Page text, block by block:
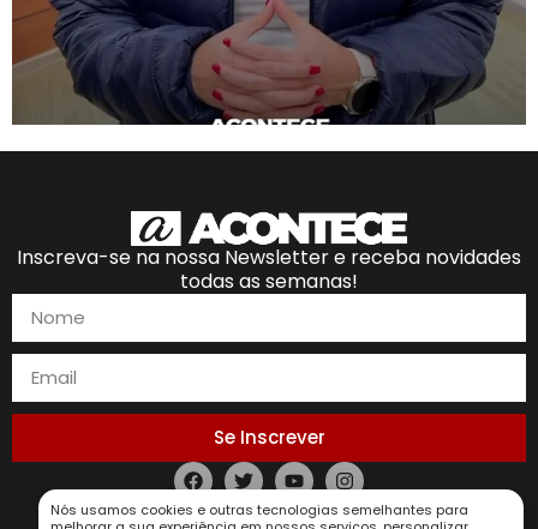
Inscreva-se na nossa Newsletter e receba novidades
todas as semanas!
Se Inscrever
Política de Privacidade
Nós usamos cookies e outras tecnologias semelhantes para